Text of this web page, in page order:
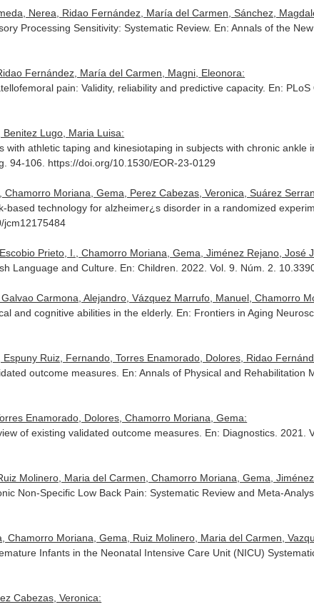
Nerea, Ridao Fernández, María del Carmen, Sánchez,
Processing Sensitivity: Systematic Review. En: Annals of the
Fernández, María del Carmen, Magni, Eleonora:
pain: Validity, reliability and predictive capacity. En: PLoS
Lugo, Maria Luisa:
athletic taping and kinesiotaping in subjects with chronic ankle
94-106. https://doi.org/10.1530/EOR-23-0129
Moriana, Gema, Perez Cabezas, Veronica, Suárez
technology for alzheimer¿s disorder in a randomized
jcm12175484
Prieto, I., Chamorro Moriana, Gema, Jiménez Rejano, José
Language and Culture. En: Children . 2022. Vol. 9. Núm. 2.
Carmona, Alejandro, Vázquez Marrufo, Manuel, Chamorro
and cognitive abilities in the elderly. En: Frontiers in Aging
Ruiz, Fernando, Torres Enamorado, Dolores, Ridao
outcome measures. En: Annals of Physical and Rehabilitation
Enamorado, Dolores, Chamorro Moriana, Gema:
of existing validated outcome measures. En: Diagnostics . 2021.
Molinero, Maria del Carmen, Chamorro Moriana, Gema,
Non-Specific Low Back Pain: Systematic Review and Meta-
Chamorro Moriana, Gema, Ruiz Molinero, Maria del Carmen,
Infants in the Neonatal Intensive Care Unit (NICU)
Cabezas, Veronica: